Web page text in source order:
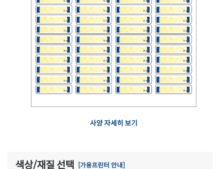
사양 자세히 보기
색상/재질 선택 [가용프린터 안내]